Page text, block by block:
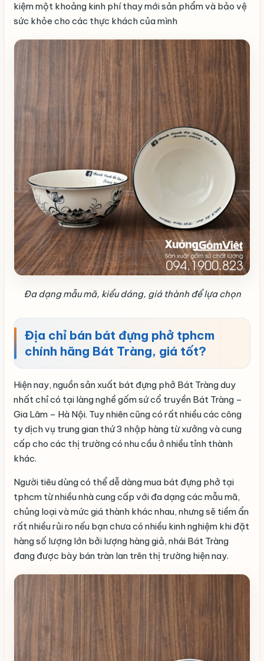
kiệm một khoảng kinh phí thay mới sản phẩm và bảo vệ
sức khỏe cho các thực khách của mình
Đa dạng mẫu mã, kiểu dáng, giá thành để lựa chọn
Địa chỉ bán bát đựng phở tphcm
chính hãng Bát Tràng, giá tốt?
Hiện nay, nguồn sản xuất bát đựng phở Bát Tràng duy
nhất chỉ có tại làng nghề gốm sứ cổ truyền Bát Tràng –
Gia Lâm – Hà Nội. Tuy nhiên cũng có rất nhiều các công
ty dịch vụ trung gian thứ 3 nhập hàng từ xưởng và cung
cấp cho các thị trường có nhu cầu ở nhiều tỉnh thành
khác.
Người tiêu dùng có thể dễ dàng mua bát đựng phở tại
tphcm từ nhiều nhà cung cấp với đa dạng các mẫu mã,
chủng loại và mức giá thành khác nhau, nhưng sẽ tiềm ẩn
rất nhiều rủi ro nếu bạn chưa có nhiều kinh nghiệm khi đặt
hàng số lượng lớn bởi lượng hàng giả, nhái Bát Tràng
đang được bày bán tràn lan trên thị trường hiện nay.